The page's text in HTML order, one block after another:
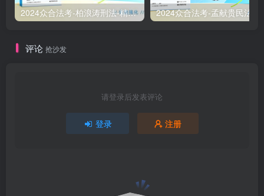
2024众合法考-柏浪涛刑法-精讲卷pdf电子版（附视频1-76全）
评论 抢沙发
请登录后发表评论
登录 注册